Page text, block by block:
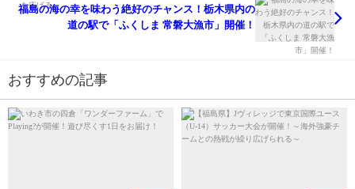
福島の海の幸を味わう絶好のチャンス！栃木県内の
道の駅で「ふくしま 常磐大漁市」開催！
おすすめの記事